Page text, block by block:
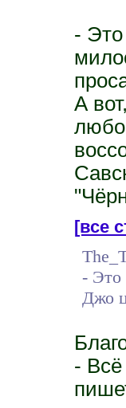
- Это
А
[все
- Это
Джо
- Всё